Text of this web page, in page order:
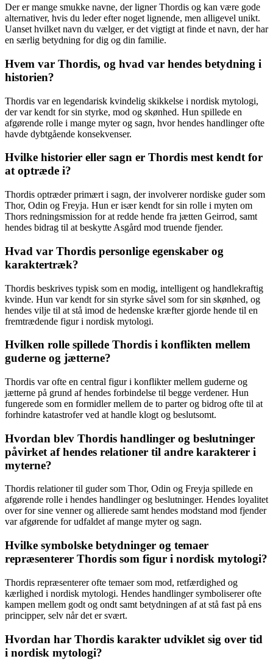
Der er mange smukke navne, der ligner Thordis og kan være gode
alternativer, hvis du leder efter noget lignende, men alligevel unikt.
Uanset hvilket navn du vælger, er det vigtigt at finde et navn, der har
en særlig betydning for dig og din familie.
Hvem var Thordis, og hvad var hendes betydning i
historien?
Thordis var en legendarisk kvindelig skikkelse i nordisk mytologi,
der var kendt for sin styrke, mod og skønhed. Hun spillede en
afgørende rolle i mange myter og sagn, hvor hendes handlinger ofte
havde dybtgående konsekvenser.
Hvilke historier eller sagn er Thordis mest kendt for
at optræde i?
Thordis optræder primært i sagn, der involverer nordiske guder som
Thor, Odin og Freyja. Hun er især kendt for sin rolle i myten om
Thors redningsmission for at redde hende fra jætten Geirrod, samt
hendes bidrag til at beskytte Asgård mod truende fjender.
Hvad var Thordis personlige egenskaber og
karaktertræk?
Thordis beskrives typisk som en modig, intelligent og handlekraftig
kvinde. Hun var kendt for sin styrke såvel som for sin skønhed, og
hendes vilje til at stå imod de hedenske kræfter gjorde hende til en
fremtrædende figur i nordisk mytologi.
Hvilken rolle spillede Thordis i konflikten mellem
guderne og jætterne?
Thordis var ofte en central figur i konflikter mellem guderne og
jætterne på grund af hendes forbindelse til begge verdener. Hun
fungerede som en formidler mellem de to parter og bidrog ofte til at
forhindre katastrofer ved at handle klogt og beslutsomt.
Hvordan blev Thordis handlinger og beslutninger
påvirket af hendes relationer til andre karakterer i
myterne?
Thordis relationer til guder som Thor, Odin og Freyja spillede en
afgørende rolle i hendes handlinger og beslutninger. Hendes loyalitet
over for sine venner og allierede samt hendes modstand mod fjender
var afgørende for udfaldet af mange myter og sagn.
Hvilke symbolske betydninger og temaer
repræsenterer Thordis som figur i nordisk mytologi?
Thordis repræsenterer ofte temaer som mod, retfærdighed og
kærlighed i nordisk mytologi. Hendes handlinger symboliserer ofte
kampen mellem godt og ondt samt betydningen af at stå fast på ens
principper, selv når det er svært.
Hvordan har Thordis karakter udviklet sig over tid
i nordisk mytologi?